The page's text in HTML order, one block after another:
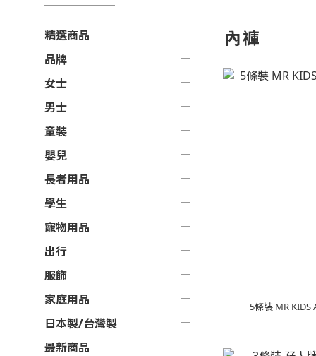
精選商品
品牌
女士
男士
童裝
嬰兒
長者用品
學生
寵物用品
出行
服飾
家庭用品
日本製/台灣製
最新商品
內褲
5條裝 MR KIDS